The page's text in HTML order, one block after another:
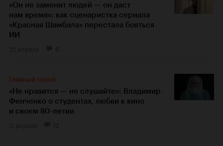
«Он не заменит людей — он даст
нам время»: как сценаристка сериала
«Красная Шамбала» перестала бояться
ИИ
Главный герой
«Не нравится — не слушайте»: Владимир
Фенченко о студентах, любви к кино
и своем 80-летии